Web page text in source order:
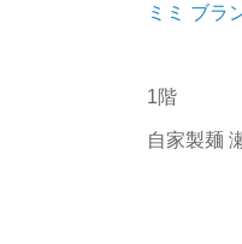
ミミ ブラ
1階
自家製麺